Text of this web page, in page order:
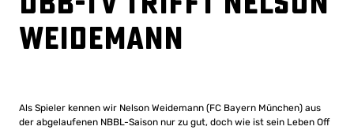
Weidemann
Als Spieler kennen wir Nelson Weidemann (FC Bayern München) aus
der abgelaufenen NBBL-Saison nur zu gut, doch wie ist sein Leben Off